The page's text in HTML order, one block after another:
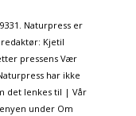
Naturpress er
Kjetil
pressens Vær
har ikke
det lenkes til | Vår
under Om